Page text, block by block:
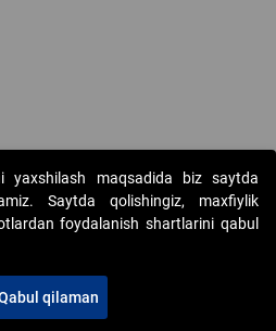
onlayn-auksionlarni tashkil etish"
21-11
yaxshilash maqsadida biz saytda
Saytda qolishingiz, maxfiylik
foydalanish shartlarini qabul
qilaman